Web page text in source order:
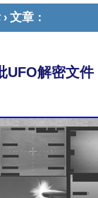
› 文章 ：
UFO解密文